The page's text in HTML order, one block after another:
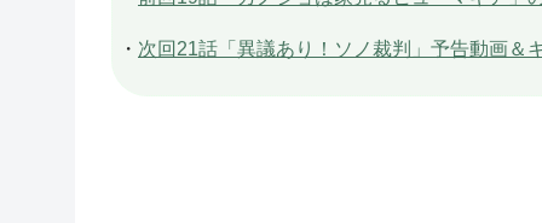
・ 次回21話「異議あり！ソノ裁判」予告動画＆